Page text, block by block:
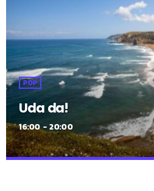
POP
Uda da!
16:00 - 20:00